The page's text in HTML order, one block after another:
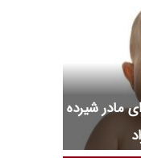
مادر شیرده